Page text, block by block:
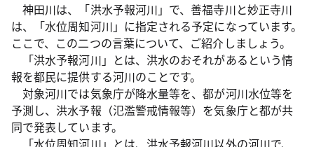
神田川は、「洪水予報河川」で、善福寺川と妙正寺川
は、「水位周知河川」に指定される予定になっています。
ここで、この二つの言葉について、ご紹介しましょう。
「洪水予報河川」とは、洪水のおそれがあるという情
報を都民に提供する河川のことです。
対象河川では気象庁が降水量等を、都が河川水位等を
予測し、洪水予報（氾濫警戒情報等）を気象庁と都が共
同で発表しています。
「水位周知河川」とは、洪水予報河川以外の河川で、